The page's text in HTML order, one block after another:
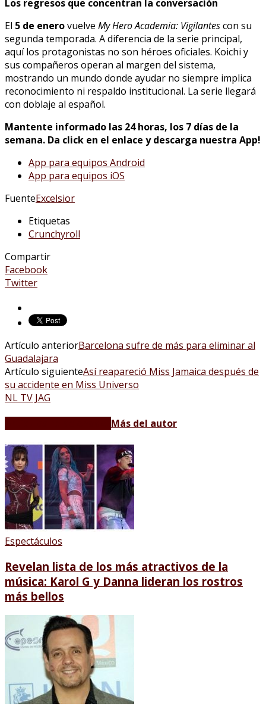
Los regresos que concentran la conversación
El 5 de enerovuelve My Hero Academia: Vigilantescon su
segunda temporada. A diferencia de la serie principal,
aquí los protagonistas no son héroes oficiales. Koichi y
sus compañeros operan al margen del sistema,
mostrando un mundo donde ayudar no siempre implica
reconocimiento ni respaldo institucional. La serie llegará
con doblaje al español.
Mantente informado las 24 horas, los 7 días de la
semana. Da click en el enlace y descarga nuestra App!
App para equipos Android
App para equipos iOS
FuenteExcelsior
Etiquetas
Crunchyroll
Compartir
Facebook
Twitter
Artículo anteriorBarcelona sufre de más para eliminar al
Guadalajara
Artículo siguienteAsí reapareció Miss Jamaica después de
su accidente en Miss Universo
NL TV JAG
Más del autor
Espectáculos
Revelan lista de los más atractivos de la
música: Karol G y Danna lideran los rostros
más bellos